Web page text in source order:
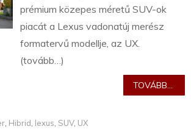
prémium közepes méretű SUV-ok
piacát a Lexus vadonatúj merész
formatervű modellje, az UX.
(tovább…)
TOVÁBB...
Hibrid lexus SUV, UX